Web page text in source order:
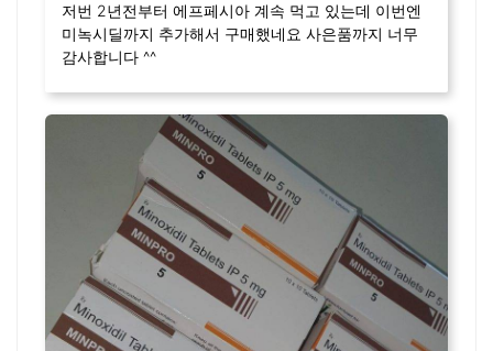
저번 2년전부터 에프페시아 계속 먹고 있는데 이번엔
미녹시딜까지 추가해서 구매했네요 사은품까지 너무
감사합니다 ^^